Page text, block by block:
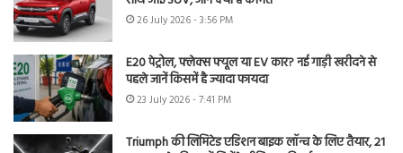
26 July 2026 - 3:56 PM
E20 पेट्रोल, फ्लेक्स फ्यूल या EV कार? नई गाड़ी खरीदने से
पहले जानें किसमें है ज्यादा फायदा
23 July 2026 - 7:41 PM
Triumph की लिमिटेड एडिशन बाइक लॉन्च के लिए तैयार, 21